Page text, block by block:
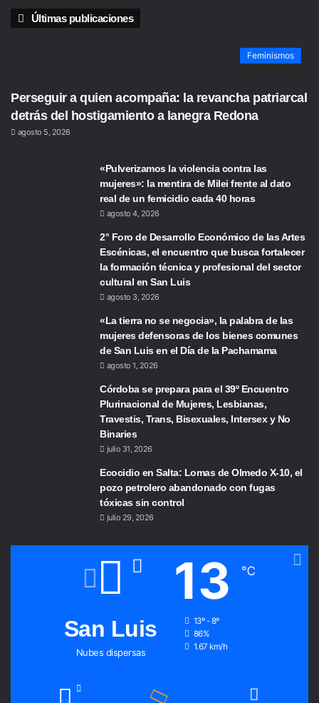
Últimas publicaciones
Feminismos
Perseguir a quien acompaña: la revancha patriarcal
detrás del hostigamiento a lanegra Redona
agosto 5, 2026
«Pulverizamos la violencia contra las
mujeres»: la mentira de Milei frente al dato
real de un femicidio cada 40 horas
agosto 4, 2026
2° Foro de Desarrollo Económico de las Artes
Escénicas, el encuentro que busca fortalecer
la formación técnica y profesional del sector
cultural en San Luis
agosto 3, 2026
«La tierra no se negocia», la palabra de las
mujeres defensoras de los bienes comunes
de San Luis en el Día de la Pachamama
agosto 1, 2026
Córdoba se prepara para el 39º Encuentro
Plurinacional de Mujeres, Lesbianas,
Travestis, Trans, Bisexuales, Intersex y No
Binaries
julio 31, 2026
Ecocidio en Salta: Lomas de Olmedo X-10, el
pozo petrolero abandonado con fugas
tóxicas sin control
julio 29, 2026
San Luis
Nubes dispersas
13 ℃
13º - 8º
86%
1.67 km/h